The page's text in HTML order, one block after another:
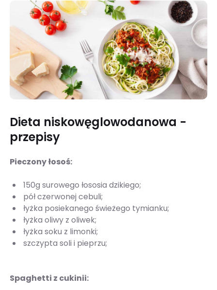
Dieta niskowęglowodanowa -
przepisy
Pieczony łosoś:
150g surowego łososia dzikiego;
pół czerwonej cebuli;
łyżka posiekanego świeżego tymianku;
łyżka oliwy z oliwek;
łyżka soku z limonki;
szczypta soli i pieprzu;
Spaghetti z cukinii: